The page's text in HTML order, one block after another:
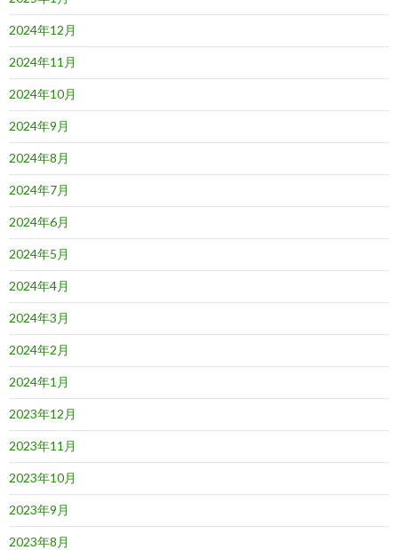
2024年12月
2024年11月
2024年10月
2024年9月
2024年8月
2024年7月
2024年6月
2024年5月
2024年4月
2024年3月
2024年2月
2024年1月
2023年12月
2023年11月
2023年10月
2023年9月
2023年8月